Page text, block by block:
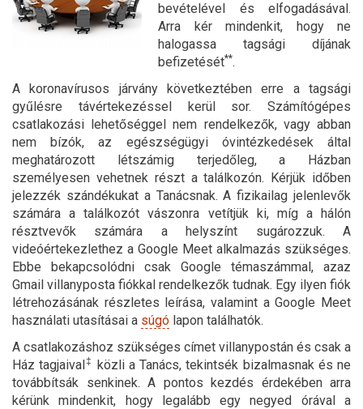
bevételével és elfogadásával.
Arra kér mindenkit, hogy ne
halogassa tagsági díjának
befizetését**.
A koronavírusos járvány következtében erre a tagsági
gyűlésre távértekezéssel kerül sor. Számítógépes
csatlakozási lehetőséggel nem rendelkezők, vagy abban
nem bízók, az egészségügyi óvintézkedések által
meghatározott létszámig terjedőleg, a Házban
személyesen vehetnek részt a találkozón. Kérjük időben
jelezzék szándékukat a Tanácsnak. A fizikailag jelenlevők
számára a találkozót vászonra vetítjük ki, míg a hálón
résztvevők számára a helyszínt sugározzuk. A
videóértekezlethez a Google Meet alkalmazás szükséges.
Ebbe bekapcsolódni csak Google témaszámmal, azaz
Gmail villanyposta fiókkal rendelkezők tudnak. Egy ilyen fiók
létrehozásának részletes leírása, valamint a Google Meet
használati utasításai a súgó lapon találhatók.
A csatlakozáshoz szükséges címet villanypostán és csak a
Ház tagjaival‡ közli a Tanács, tekintsék bizalmasnak és ne
továbbítsák senkinek. A pontos kezdés érdekében arra
kérünk mindenkit, hogy legalább egy negyed órával a